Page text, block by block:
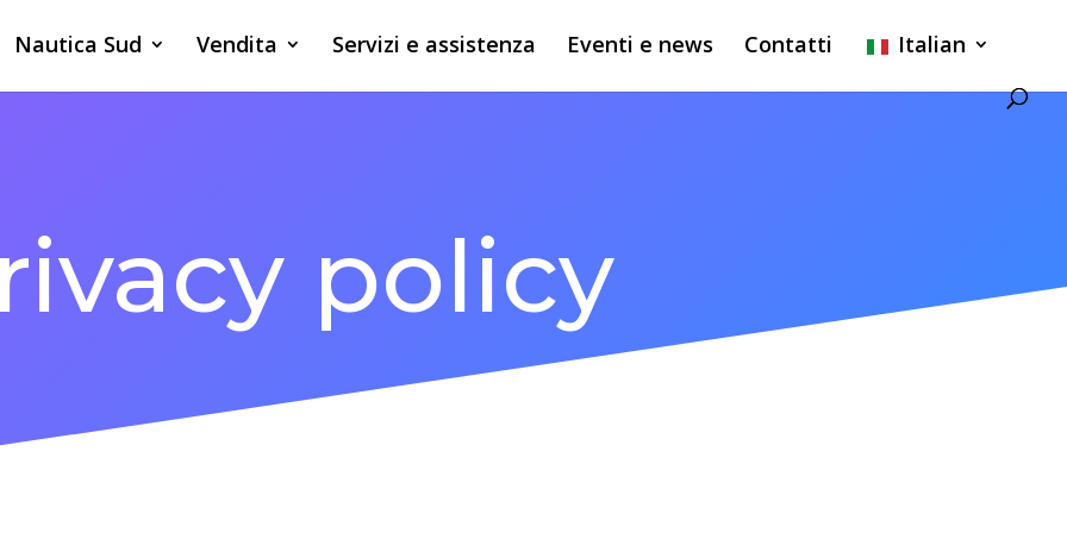
Nautica Sud Vendita Servizi e assistenza Eventi e news Contatti Italian
policy